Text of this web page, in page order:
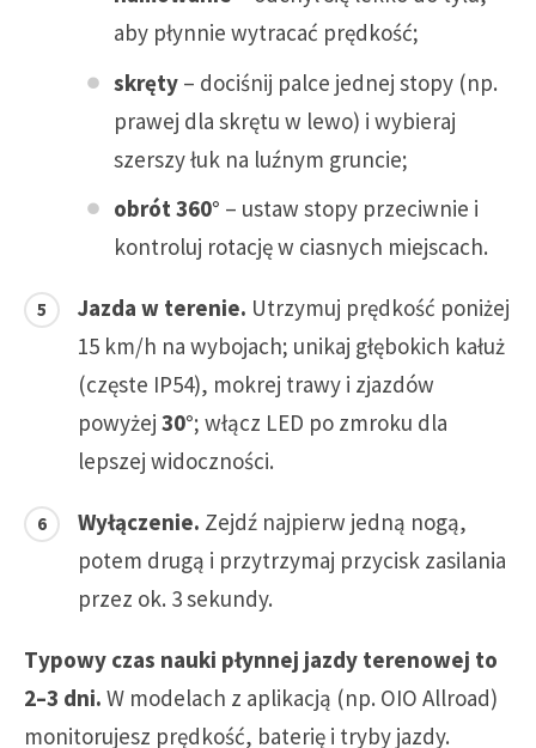
aby płynnie wytracać prędkość;
skręty – dociśnij palce jednej stopy (np.
prawej dla skrętu w lewo) i wybieraj
szerszy łuk na luźnym gruncie;
obrót 360° – ustaw stopy przeciwnie i
kontroluj rotację w ciasnych miejscach.
Jazda w terenie. Utrzymuj prędkość poniżej
15 km/h na wybojach; unikaj głębokich kałuż
(częste IP54), mokrej trawy i zjazdów
powyżej 30°; włącz LED po zmroku dla
lepszej widoczności.
Wyłączenie. Zejdź najpierw jedną nogą,
potem drugą i przytrzymaj przycisk zasilania
przez ok. 3 sekundy.
Typowy czas nauki płynnej jazdy terenowej to
2–3 dni. W modelach z aplikacją (np. OIO Allroad)
monitorujesz prędkość, baterię i tryby jazdy.